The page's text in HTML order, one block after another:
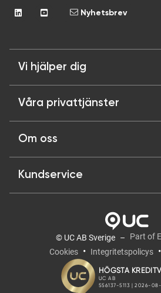
Nyhetsbrev
Vi hjälper dig
Våra privattjänster
Om oss
Kundservice
© UC AB Sverige
Part of
Cookies
Integritetspolicys